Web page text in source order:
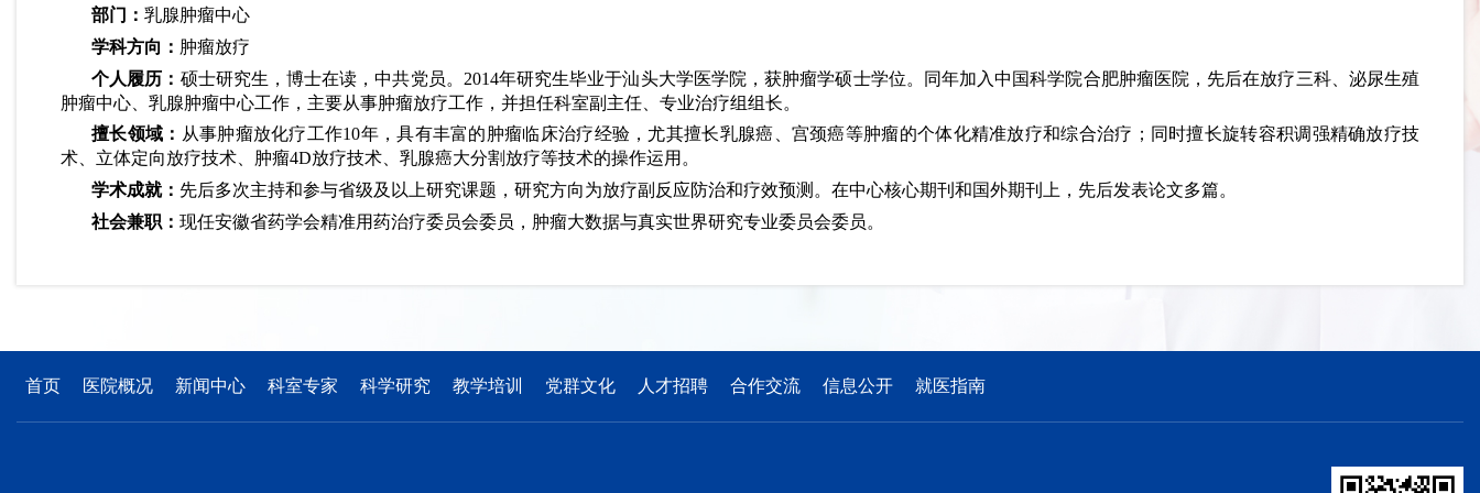
部门：乳腺肿瘤中心
学科方向： 肿瘤放疗
个人履历： 硕士研究生，博士在读，中共党员。 2014年研究生毕业于汕头大学医学院，获肿瘤学硕士学位。同年加入中国科学院合肥肿瘤医院，先后在放疗三科、泌尿生殖
肿瘤中心、乳腺肿瘤中心工作，主要从事肿瘤放疗工作，并担任科室副主任、专业治疗组组长。
擅长领域： 从事肿瘤放化疗工作10年，具有丰富的肿瘤临床治疗经验，尤其擅长乳腺癌、宫颈癌等肿瘤的个体化精准放疗和综合治疗；同时擅长旋转容积调强精确放疗技
术、立体定向放疗技术、肿瘤4D放疗技术、乳腺癌大分割放疗等技术的操作运用。
学术成就： 先后多次主持和参与省级及以上研究课题，研究方向为放疗副反应防治和疗效预测。在中心核心期刊和国外期刊上，先后发表论文多篇。
社会兼职：现任安徽省药学会精准用药治疗委员会委员，肿瘤大数据与真实世界研究专业委员会委员。
首页 医院概况 新闻中心 科室专家 科学研究 教学培训 党群文化 人才招聘 合作交流 信息公开 就医指南